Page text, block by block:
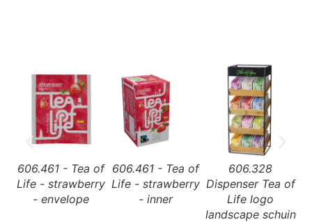
606.461 - Tea of
Life - strawberry
- envelope
606.461 - Tea of
Life - strawberry
- inner
606.328
Dispenser Tea of
Life logo
landscape schuin